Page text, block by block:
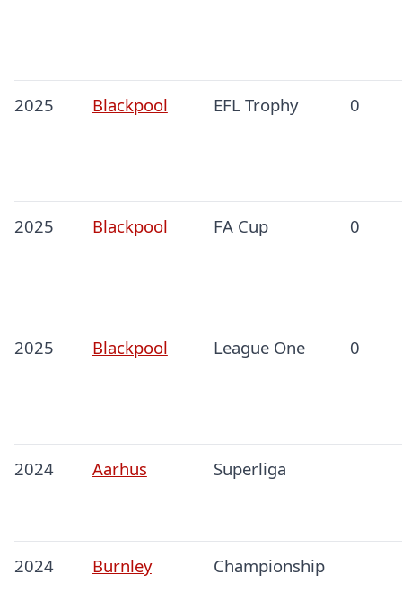
2025 Blackpool EFL Trophy 0
2025 Blackpool FA Cup 0
2025 Blackpool League One 0
2024 Aarhus Superliga
2024 Burnley Championship